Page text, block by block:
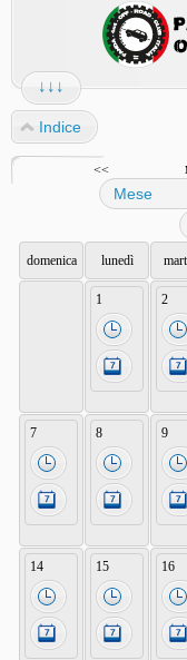
↓↓↓
Indice
<<
domenica lunedì
1 2
7 8 9
14 15 16